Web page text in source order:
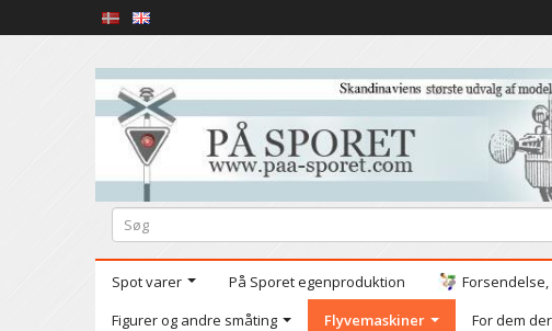
Spot varer På Sporet egenproduktion
Figurer og andre småting
Flyvemaskiner For dem